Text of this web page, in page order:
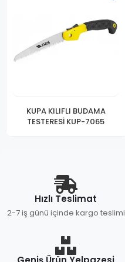
KUPA KILIFLI BUDAMA
TESTERESİ KUP-7065
Hızlı Teslimat
2-7 iş günü içinde kargo teslimi